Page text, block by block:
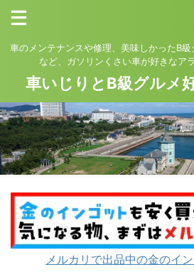
車のメンテナンスや修理、美味しかったB
など、ガソリンくさい車が好きなア
車いじりとB級グルメ
メルカリで出品中の金のイ